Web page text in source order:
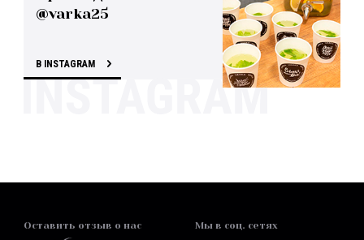
@varka25
В INSTAGRAM
Оставить отзыв о нас Мы в соц. сетях